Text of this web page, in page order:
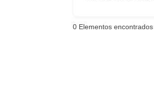
0 Elementos encontrados